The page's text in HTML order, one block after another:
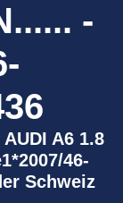
-
A6 1.8
46-
Schweiz